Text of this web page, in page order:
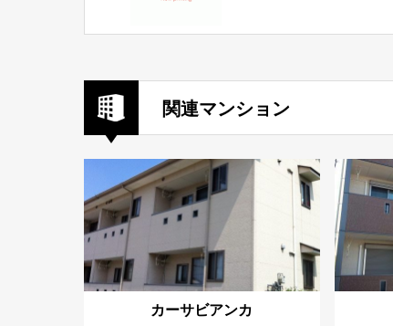
関連マンション
カーサビアンカ